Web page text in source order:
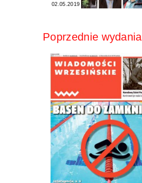
02.05.2019
Poprzednie wydania